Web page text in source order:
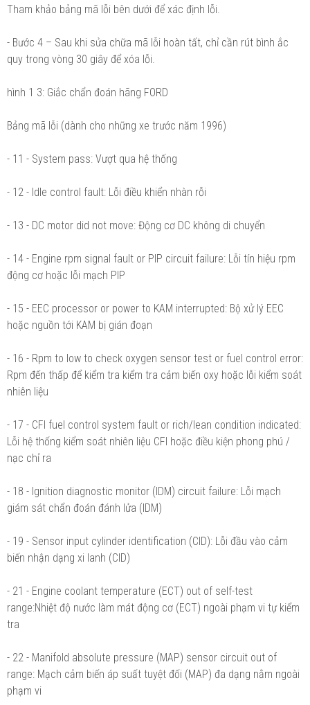
Tham khảo bảng mã lỗi bên dưới để xác định lỗi.
- Bước 4 – Sau khi sửa chữa mã lỗi hoàn tất, chỉ cần rút bình ắc
quy trong vòng 30 giây để xóa lỗi.
hình 1 3: Giắc chẩn đoán hãng FORD
Bảng mã lỗi (dành cho những xe trước năm 1996)
- 11 - System pass: Vượt qua hệ thống
- 12 - Idle control fault: Lỗi điều khiển nhàn rỗi
- 13 - DC motor did not move: Động cơ DC không di chuyển
- 14 - Engine rpm signal fault or PIP circuit failure: Lỗi tín hiệu rpm
động cơ hoặc lỗi mạch PIP
- 15 - EEC processor or power to KAM interrupted: Bộ xử lý EEC
hoặc nguồn tới KAM bị gián đoạn
- 16 - Rpm to low to check oxygen sensor test or fuel control error:
Rpm đến thấp để kiểm tra kiểm tra cảm biến oxy hoặc lỗi kiểm soát
nhiên liệu
- 17 - CFI fuel control system fault or rich/lean condition indicated:
Lỗi hệ thống kiểm soát nhiên liệu CFI hoặc điều kiện phong phú /
nạc chỉ ra
- 18 - Ignition diagnostic monitor (IDM) circuit failure: Lỗi mạch
giám sát chẩn đoán đánh lửa (IDM)
- 19 - Sensor input cylinder identification (CID): Lỗi đầu vào cảm
biến nhận dạng xi lanh (CID)
- 21 - Engine coolant temperature (ECT) out of self-test
range:Nhiệt độ nước làm mát động cơ (ECT) ngoài phạm vi tự kiểm
tra
- 22 - Manifold absolute pressure (MAP) sensor circuit out of
range: Mạch cảm biến áp suất tuyệt đối (MAP) đa dạng nằm ngoài
phạm vi